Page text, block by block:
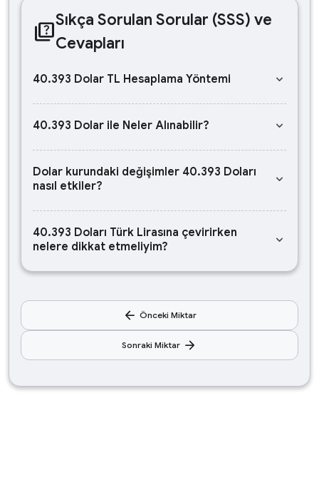
quizSıkça Sorulan Sorular (SSS) ve
Cevapları
40.393 Dolar TL Hesaplama Yöntemi keyboard_arrow_down
40.393 Dolar ile Neler Alınabilir? keyboard_arrow_down
Dolar kurundaki değişimler 40.393 Doları
nasıl etkiler?
keyboard_arrow_down
40.393 Doları Türk Lirasına çevirirken
nelere dikkat etmeliyim?
keyboard_arrow_down
arrow_back Önceki Miktar
Sonraki Miktar arrow_forward